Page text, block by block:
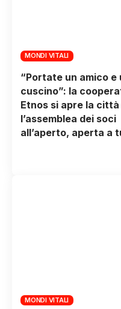
MONDI VITALI
“Portate un amico e
cuscino”: la
Etnos si apre la città
l’assemblea dei soci
all’aperto, aperta a
MONDI VITALI